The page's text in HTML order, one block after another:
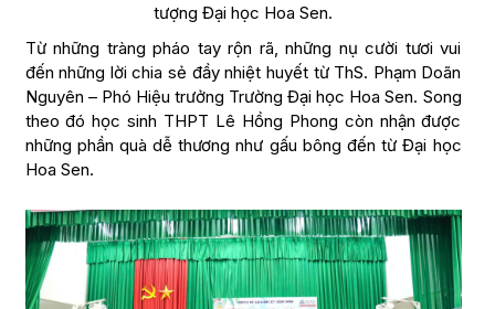
tượng Đại học Hoa Sen.
Từ những tràng pháo tay rộn rã, những nụ cười tươi vui
đến những lời chia sẻ đầy nhiệt huyết từ ThS. Phạm Doãn
Nguyên – Phó Hiệu trưởng Trường Đại học Hoa Sen. Song
theo đó học sinh THPT Lê Hồng Phong còn nhận được
những phần quà dễ thương như gấu bông đến từ Đại học
Hoa Sen.